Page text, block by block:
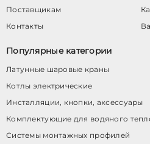
Поставщикам
Контакты
Популярные категории
Латунные шаровые краны
Котлы электрические
Инсталляции, кнопки, аксессуары
Комплектующие для водяного
Системы монтажных профилей